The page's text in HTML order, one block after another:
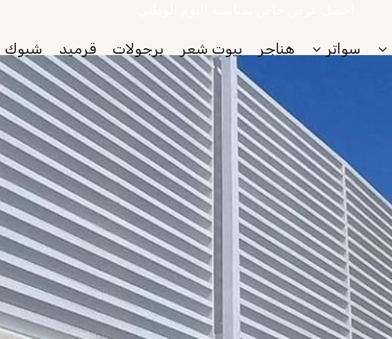
سواتر هناجر بيوت شعر برجولات قرميد شبوك